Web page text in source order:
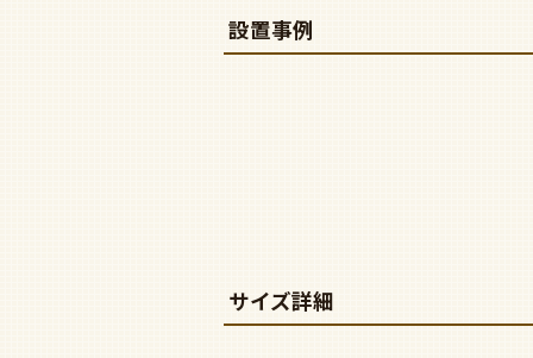
設置事例
サイズ詳細